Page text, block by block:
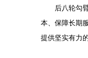
后八轮勾
本、保障长期
提供坚实有力